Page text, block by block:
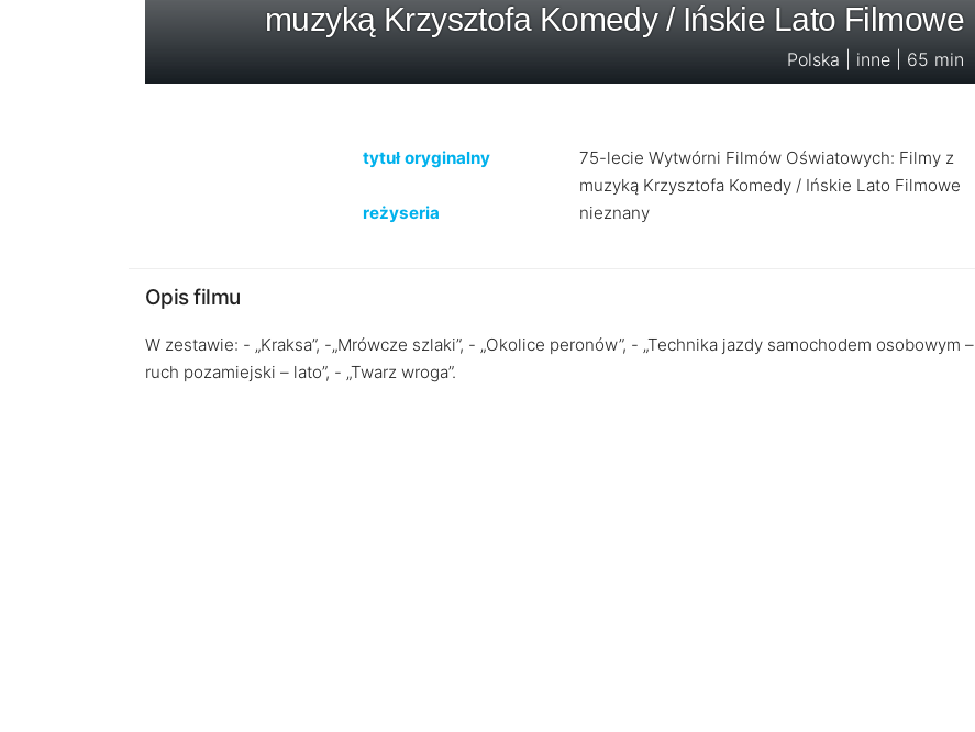
muzyką Krzysztofa Komedy / Ińskie Lato Filmowe
Polska | inne | 65 min
tytuł oryginalny
75-lecie Wytwórni Filmów Oświatowych: Filmy z
muzyką Krzysztofa Komedy / Ińskie Lato Filmowe
reżyseria
nieznany
Opis filmu
W zestawie: - „Kraksa”, -„Mrówcze szlaki”, - „Okolice peronów”, - „Technika jazdy samochodem osobowym –
ruch pozamiejski – lato”, - „Twarz wroga”.